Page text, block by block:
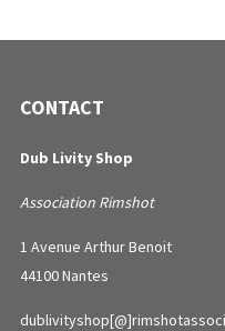
CONTACT
Dub Livity Shop
Association Rimshot
1 Avenue Arthur Benoit
44100 Nantes